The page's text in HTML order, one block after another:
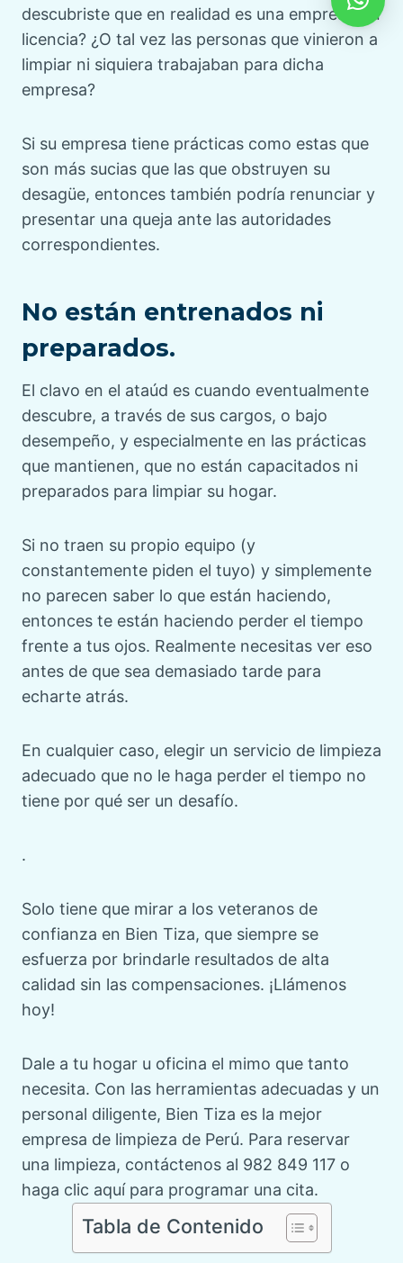
descubriste que en realidad es una empresa sin
licencia? ¿O tal vez las personas que vinieron a
limpiar ni siquiera trabajaban para dicha
empresa?
Si su empresa tiene prácticas como estas que
son más sucias que las que obstruyen su
desagüe, entonces también podría renunciar y
presentar una queja ante las autoridades
correspondientes.
No están entrenados ni
preparados.
El clavo en el ataúd es cuando eventualmente
descubre, a través de sus cargos, o bajo
desempeño, y especialmente en las prácticas
que mantienen, que no están capacitados ni
preparados para limpiar su hogar.
Si no traen su propio equipo (y
constantemente piden el tuyo) y simplemente
no parecen saber lo que están haciendo,
entonces te están haciendo perder el tiempo
frente a tus ojos. Realmente necesitas ver eso
antes de que sea demasiado tarde para
echarte atrás.
En cualquier caso, elegir un servicio de limpieza
adecuado que no le haga perder el tiempo no
tiene por qué ser un desafío.
.
Solo tiene que mirar a los veteranos de
confianza en Bien Tiza, que siempre se
esfuerza por brindarle resultados de alta
calidad sin las compensaciones. ¡Llámenos
hoy!
Dale a tu hogar u oficina el mimo que tanto
necesita. Con las herramientas adecuadas y un
personal diligente, Bien Tiza es la mejor
empresa de limpieza de Perú. Para reservar
una limpieza, contáctenos al 982 849 117 o
haga clic aquí para programar una cita.
Tabla de Contenido